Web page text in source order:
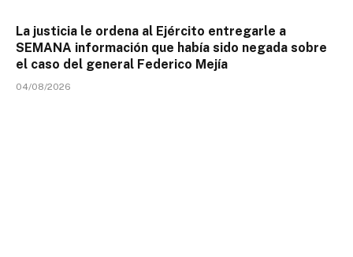
La justicia le ordena al Ejército entregarle a
SEMANA información que había sido negada sobre
el caso del general Federico Mejía
04/08/2026